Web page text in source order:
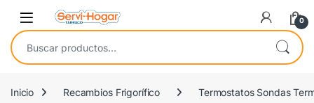
Saltar a navegación
saltar al contenido
Open 0
Buscar por:
Inicio Recambios Frigorífico Termostatos Sondas